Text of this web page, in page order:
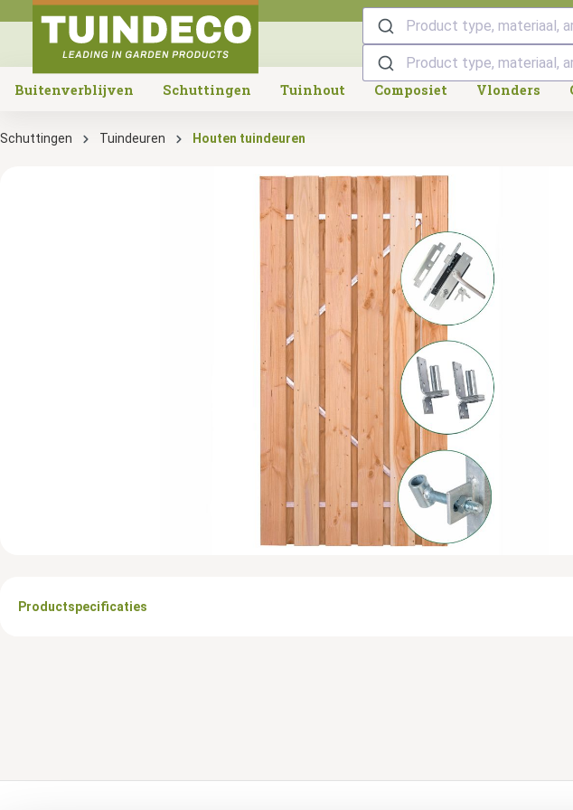
search Skip to main navigation Product type, materiaal,
Buitenverblijven Schuttingen Tuinhout Composiet Vlonders
Schuttingen Tuindeuren Houten tuindeuren
Productspecificaties